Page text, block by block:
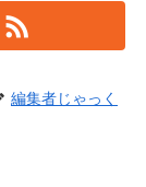
編集者じゃっく